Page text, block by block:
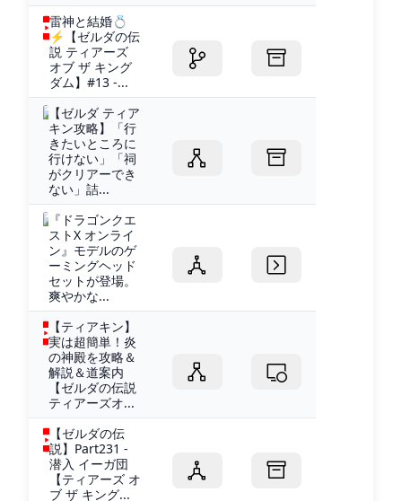
雷神と結婚💍
⚡【ゼルダの伝
説 ティアーズ
オブ ザ キング
ダム】#13 -...
【ゼルダ ティア
キン攻略】「行
きたいところに
行けない」「祠
がクリアーでき
ない」詰...
『ドラゴンクエ
ストX オンライ
ン』モデルのゲ
ーミングヘッド
セットが登場。
爽やかな...
【ティアキン】
実は超簡単！炎
の神殿を攻略＆
解説＆道案内
【ゼルダの伝説
ティアーズオ...
【ゼルダの伝
説】Part231 -
潜入 イーガ団
【ティアーズ オ
ブ ザ キング...